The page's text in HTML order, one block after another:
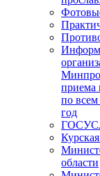
приема
по
год
области